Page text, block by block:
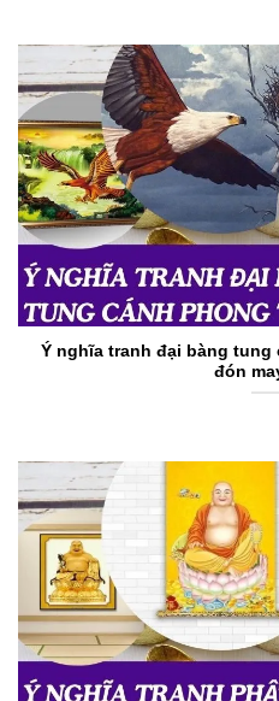
Ý nghĩa tranh đại bàng
đón